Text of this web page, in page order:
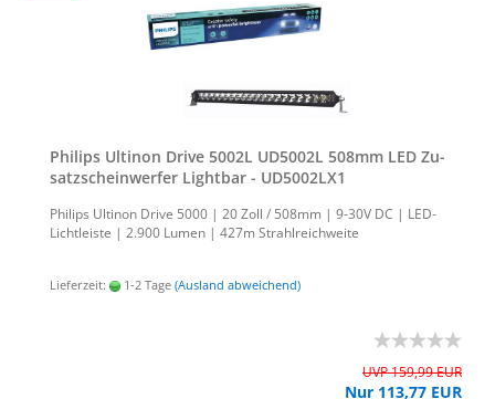
Phil­ips Ul­ti­non Drive 5002L UD5002L 508mm LED Zu­
satz­schein­wer­fer Light­bar - UD5002LX1
Phil­ips Ul­ti­non Drive 5000 | 20 Zoll / 508mm | 9-30V DC | LED-​
Lichtleiste | 2.900 Lumen | 427m Strahl­reich­wei­te
Lieferzeit: 1-2 Tage (Ausland abweichend)
UVP 159,99 EUR
Nur 113,77 EUR